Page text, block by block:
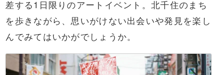
差する1日限りのアートイベント。北千住のまち
を歩きながら、思いがけない出会いや発見を楽し
んでみてはいかがでしょうか。